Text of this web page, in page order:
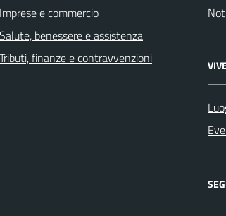
Imprese e commercio
Salute, benessere e assistenza
Tributi, finanze e contravvenzioni